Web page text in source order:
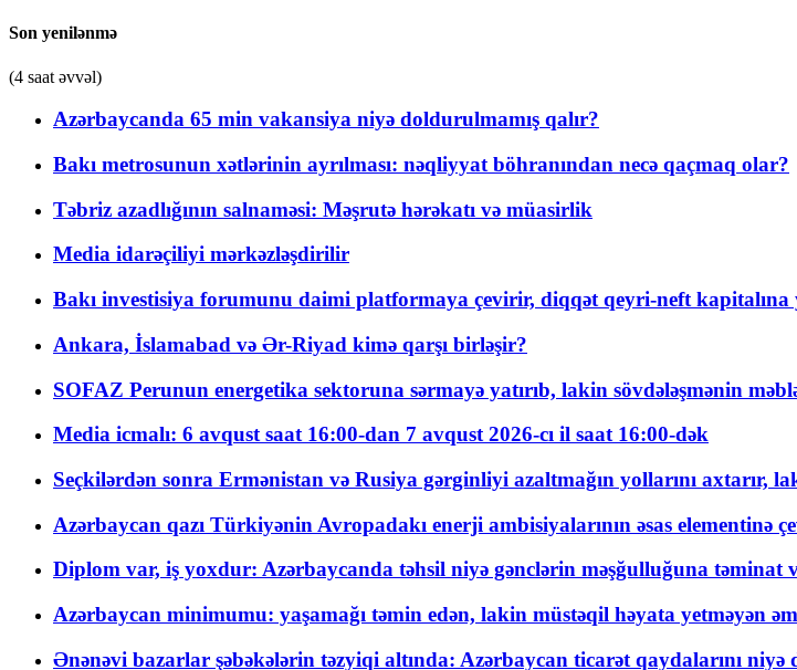
Son yenilənmə
(4 saat əvvəl)
Azərbaycanda 65 min vakansiya niyə doldurulmamış qalır?
Bakı metrosunun xətlərinin ayrılması: nəqliyyat böhranından necə qaçmaq olar?
Təbriz azadlığının salnaməsi: Məşrutə hərəkatı və müasirlik
Media idarəçiliyi mərkəzləşdirilir
Bakı investisiya forumunu daimi platformaya çevirir, diqqət qeyri-neft kapitalına
Ankara, İslamabad və Ər-Riyad kimə qarşı birləşir?
SOFAZ Perunun energetika sektoruna sərmayə yatırıb, lakin sövdələşmənin
Media icmalı: 6 avqust saat 16:00-dan 7 avqust 2026-cı il saat 16:00-dək
Seçkilərdən sonra Ermənistan və Rusiya gərginliyi azaltmağın yollarını axtarır,
Azərbaycan qazı Türkiyənin Avropadakı enerji ambisiyalarının əsas elementinə
Diplom var, iş yoxdur: Azərbaycanda təhsil niyə gənclərin məşğulluğuna təminat
Azərbaycan minimumu: yaşamağı təmin edən, lakin müstəqil həyata yetməyən
Ənənəvi bazarlar şəbəkələrin təzyiqi altında: Azərbaycan ticarət qaydalarını niyə